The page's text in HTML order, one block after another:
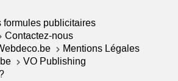
formules publicitaires
Contactez-nous
Mentions Légales
VO Publishing